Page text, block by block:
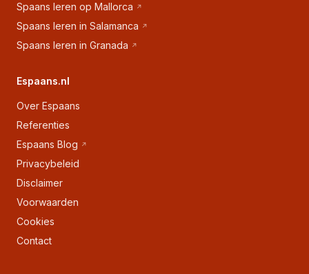
Spaans leren op Mallorca
Spaans leren in Salamanca
Spaans leren in Granada
Espaans.nl
Over Espaans
Referenties
Espaans Blog
Privacybeleid
Disclaimer
Voorwaarden
Cookies
Contact